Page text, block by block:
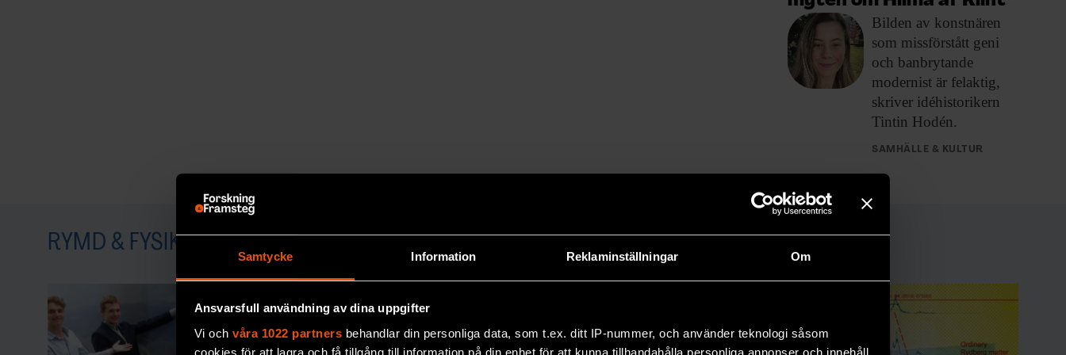
Samtycke Information Reklaminställningar Om
Ansvarsfull användning av dina uppgifter
Vi och våra 1022 partners behandlar din personliga data, som t.ex. ditt IP-nummer, och använder teknologi såsom
cookies för att lagra och få tillgång till information på din enhet för att kunna tillhandahålla personliga annonser och innehåll,
Håll dig uppdaterad med F&F:s nyhetsbrev!
Bilden av konstnären
som missförstått geni
och banbrytande
modernist är felaktig,
skriver idéhistorikern
Tintin Hodén.
SAMHÄLLE & KULTUR
RYMD & FYSIK